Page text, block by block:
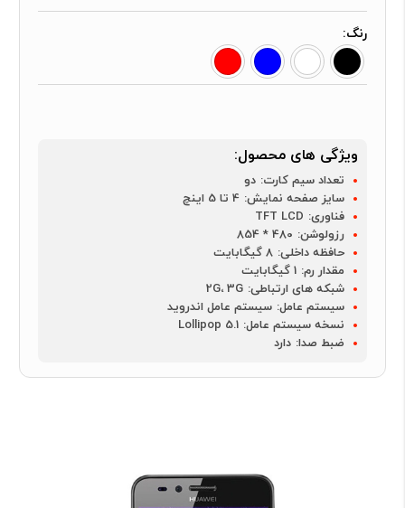
رنگ:
ویژگی های محصول:
تعداد سیم کارت: دو
سایز صفحه نمایش: 4 تا 5 اینچ
فناوری: TFT LCD
رزولوشن: 480 * 854
حافظه داخلی: 8 گیگابایت
مقدار رم: 1 گیگابایت
شبکه های ارتباطی: 2G، 3G
سیستم عامل: سیستم عامل اندروید
نسخه سیستم عامل: Lollipop 5.1
ضبط صدا: دارد